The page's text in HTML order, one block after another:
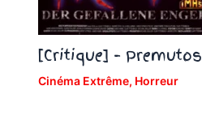
[Critique] – Premutos
Cinéma Extrême, Horreur